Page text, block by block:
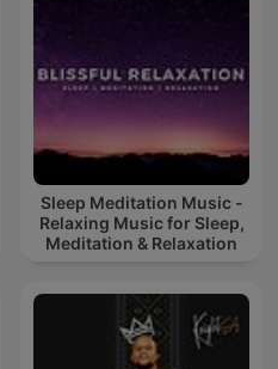
Sleep Meditation Music -
Relaxing Music for Sleep,
Meditation & Relaxation